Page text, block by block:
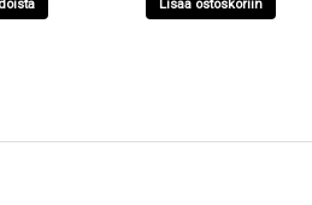
Lisää ostoskoriin